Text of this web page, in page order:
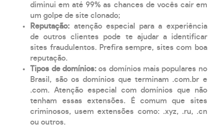
diminui em até 99% as chances de vocês cair em
um golpe de site clonado;
Reputação: atenção especial para a experiência
de outros clientes pode te ajudar a identificar
sites fraudulentos. Prefira sempre, sites com boa
reputação.
Tipos de domínios:os domínios mais populares no
Brasil, são os domínios que terminam .com.br e
.com. Atenção especial com domínios que não
tenham essas extensões. É comum que sites
criminosos, usem extensões como: .xyz, .ru, .cn
ou outros.